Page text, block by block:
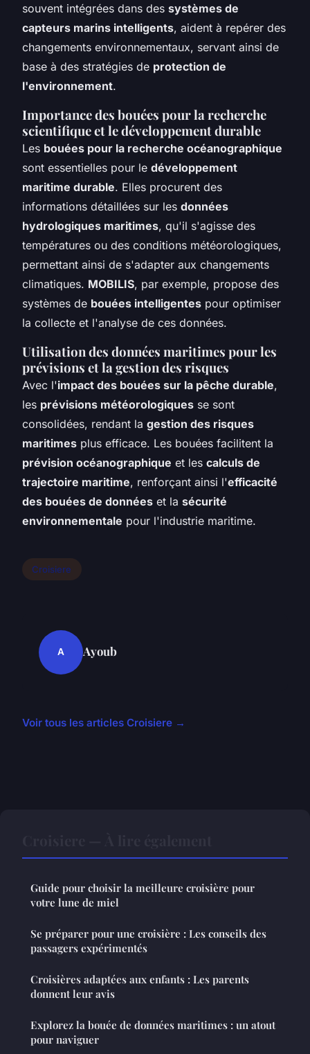
souvent intégrées dans des systèmes de
capteurs marins intelligents, aident à repérer des
changements environnementaux, servant ainsi de
base à des stratégies de protection de
l'environnement.
Importance des bouées pour la recherche
scientifique et le développement durable
Les bouées pour la recherche océanographique
sont essentielles pour le développement
maritime durable. Elles procurent des
informations détaillées sur les données
hydrologiques maritimes, qu'il s'agisse des
températures ou des conditions météorologiques,
permettant ainsi de s'adapter aux changements
climatiques. MOBILIS, par exemple, propose des
systèmes de bouées intelligentes pour optimiser
la collecte et l'analyse de ces données.
Utilisation des données maritimes pour les
prévisions et la gestion des risques
Avec l'impact des bouées sur la pêche durable,
les prévisions météorologiques se sont
consolidées, rendant la gestion des risques
maritimes plus efficace. Les bouées facilitent la
prévision océanographique et les calculs de
trajectoire maritime, renforçant ainsi l'efficacité
des bouées de données et la sécurité
environnementale pour l'industrie maritime.
Croisiere
A Ayoub
Voir tous les articles Croisiere →
Guide pour choisir la meilleure croisière pour
votre lune de miel
Se préparer pour une croisière : Les conseils des
passagers expérimentés
Croisières adaptées aux enfants : Les parents
donnent leur avis
Explorez la bouée de données maritimes : un atout
pour naviguer